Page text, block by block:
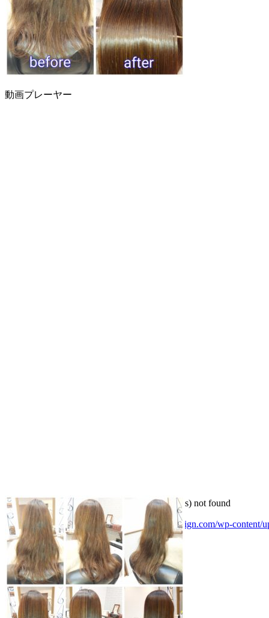
動画プレーヤー
Media error: Format(s) not supported or source(s) not found
ファイルをダウンロード: https://lienhair-design.com/wp-content/
00:00